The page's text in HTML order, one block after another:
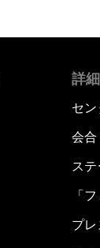
詳細
セン
会合
ス
「
プ